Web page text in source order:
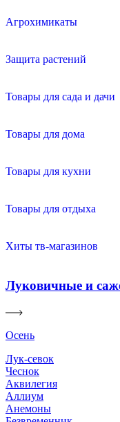
Агрохимикаты
Защита растений
Товары для сада и дачи
Товары для дома
Товары для кухни
Товары для отдыха
Хиты тв-магазинов
Луковичные и
Осень
Лук-севок
Чеснок
Аквилегия
Аллиум
Анемоны